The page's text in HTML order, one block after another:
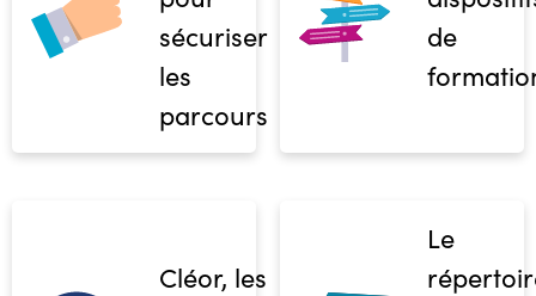
sécuriser
les
parcours
de
Cléor, les
Le